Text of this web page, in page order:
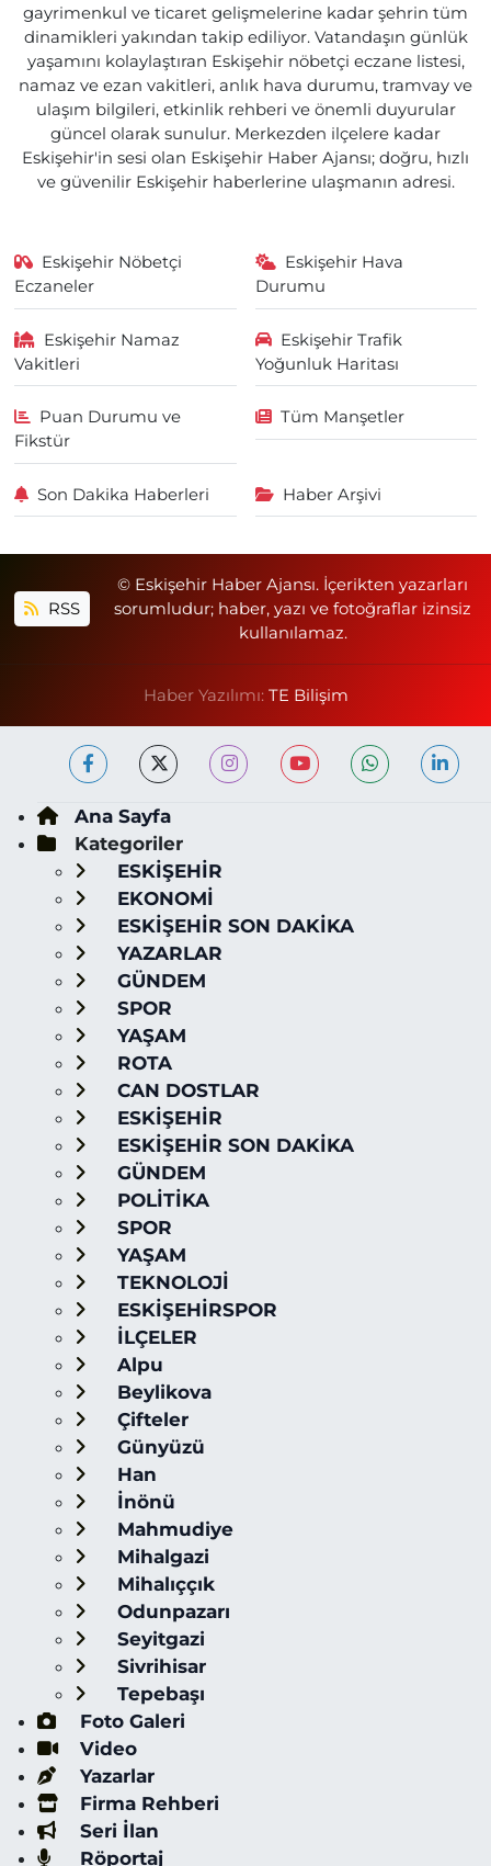
gayrimenkul ve ticaret gelişmelerine kadar şehrin tüm
dinamikleri yakından takip ediliyor. Vatandaşın günlük
yaşamını kolaylaştıran Eskişehir nöbetçi eczane listesi,
namaz ve ezan vakitleri, anlık hava durumu, tramvay ve
ulaşım bilgileri, etkinlik rehberi ve önemli duyurular
güncel olarak sunulur. Merkezden ilçelere kadar
Eskişehir'in sesi olan Eskişehir Haber Ajansı; doğru, hızlı
ve güvenilir Eskişehir haberlerine ulaşmanın adresi.
Eskişehir Nöbetçi
Eczaneler
Eskişehir Hava
Durumu
Eskişehir Namaz
Vakitleri
Eskişehir Trafik
Yoğunluk Haritası
Puan Durumu ve
Fikstür
Tüm Manşetler
Son Dakika Haberleri Haber Arşivi
RSS
© Eskişehir Haber Ajansı. İçerikten yazarları
sorumludur; haber, yazı ve fotoğraflar izinsiz
kullanılamaz.
Haber Yazılımı: TE Bilişim
Ana Sayfa
Kategoriler
ESKİŞEHİR
EKONOMİ
ESKİŞEHİR SON DAKİKA
YAZARLAR
GÜNDEM
SPOR
YAŞAM
ROTA
CAN DOSTLAR
ESKİŞEHİR
ESKİŞEHİR SON DAKİKA
GÜNDEM
POLİTİKA
SPOR
YAŞAM
TEKNOLOJİ
ESKİŞEHİRSPOR
İLÇELER
Alpu
Beylikova
Çifteler
Günyüzü
Han
İnönü
Mahmudiye
Mihalgazi
Mihalıççık
Odunpazarı
Seyitgazi
Sivrihisar
Tepebaşı
Foto Galeri
Video
Yazarlar
Firma Rehberi
Seri İlan
Röportaj